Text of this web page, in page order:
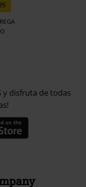
y disfruta de todas